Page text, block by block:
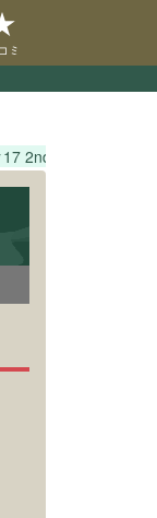
ミ
2nd フレームHW